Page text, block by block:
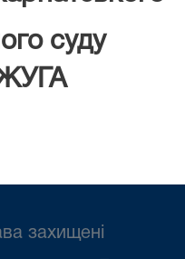
захищені